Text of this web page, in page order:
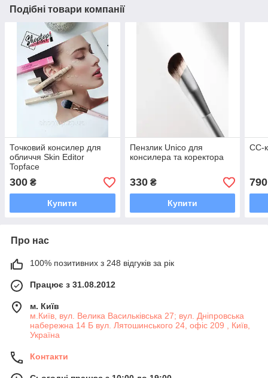
Подібні товари компанії
Точковий консилер для
обличчя Skin Editor
Topface
300 ₴
Купити
Пензлик Unico для
консилера та коректора
330₴
Купити
CC-
790
Про нас
100% позитивних з 248 відгуків за рік
Працює з 31.08.2012
м. Київ
м.Київ, вул. Велика Васильківська 27; вул. Дніпровська
набережна 14 Б вул. Лятошинського 24, офіс 209 , Київ,
Україна
Контакти